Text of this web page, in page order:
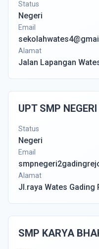
Status
Negeri
Email
Alamat
Jalan Lapangan
UPT SMP
Status
Negeri
Email
Alamat
Jl.raya Wates Gading
SMP KARYA